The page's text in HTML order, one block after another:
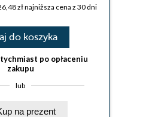
zł najniższa cena z 30 dni
do koszyka
po opłaceniu
zakupu
lub
Kup na prezent